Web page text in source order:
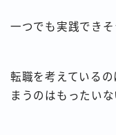
一つでも実践でき
転職を考えている
まうのはもったいな